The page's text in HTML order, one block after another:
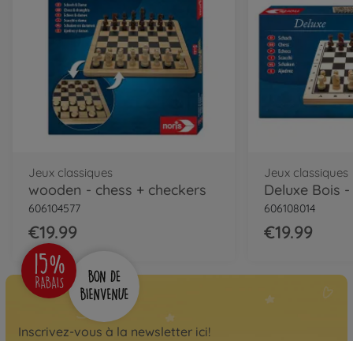
Jeux classiques
wooden - chess + checkers
606104577
€19.99
Jeux classiques
Deluxe Bois -
606108014
€19.99
Inscrivez-vous à la newsletter ici!